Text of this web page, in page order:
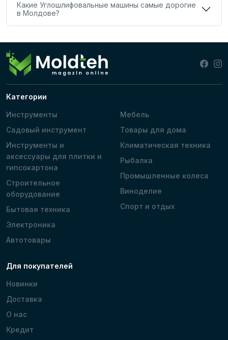
Какие Углошлифовальные машины самые дорогие
в Молдове?
Категории
Инструменты
Садовый инструмент
Инструменты и
аксессуары для плитки и
гипсокартона
Строительное
оборудование
Бытовая техника
Электроника
Автотовары
Мебель
Товары для дома
Климатическая техника
Рыбалка
Промышленные колеса
Виноделие
Спорт и отдых
Для покупателей
Новинки
Доставка
О нас
Кредит